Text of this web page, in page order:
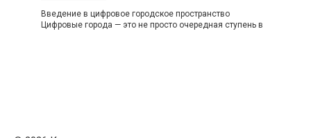
Введение в цифровое городское пространство
Цифровые города — это не просто очередная ступень в